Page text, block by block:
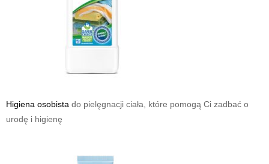
Higiena osobista do pielęgnacji ciała, które pomogą Ci zadbać o
urodę i higienę